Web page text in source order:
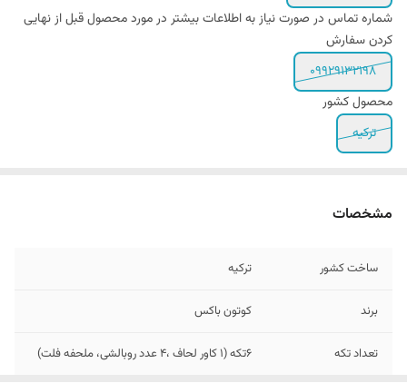
شماره تماس در صورت نیاز به اطلاعات بیشتر در مورد محصول قبل از نهایی
کردن سفارش
09929132198
محصول کشور
ترکیه
مشخصات
ساخت کشور ترکیه
برند کوتون باکس
تعداد تکه 6تکه (1 کاور لحاف ،4 عدد روبالشی، ملحفه فلت)